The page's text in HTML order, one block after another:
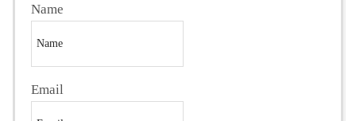
Name
Email